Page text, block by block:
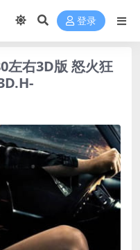
登录
左右3D版 怒火狂